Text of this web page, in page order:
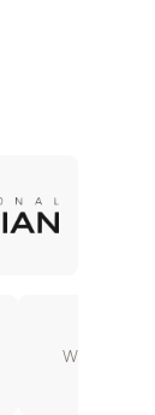
WELLA